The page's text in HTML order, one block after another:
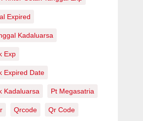
Expired
Kadaluarsa
Exp
Expired Date
Kadaluarsa Pt Megasatria
Qrcode Qr Code